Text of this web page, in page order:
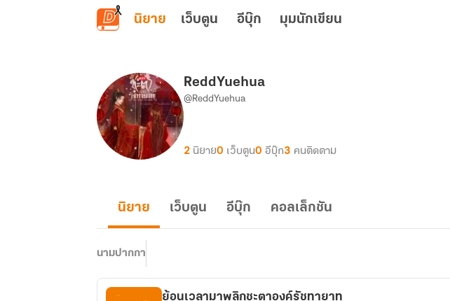
ข้ามไปยังเนื้อหาหลัก
นิยาย เว็บตูน อีบุ๊ก มุมนักเขียน
ReddYuehua
@ReddYuehua
2 นิยาย0 เว็บตูน0 อีบุ๊ก3 คนติดตาม
นิยาย เว็บตูน อีบุ๊ก คอลเล็กชัน
นามปากกา
ย้อนเวลามาพลิกชะตาองค์รัชทายาท